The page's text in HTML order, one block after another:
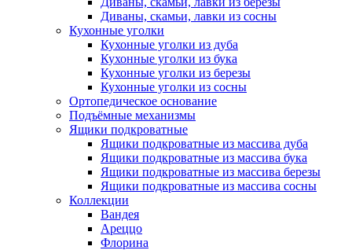
Диваны, скамьи, лавки из сосны
Кухонные уголки
Кухонные уголки из дуба
Кухонные уголки из бука
Кухонные уголки из березы
Кухонные уголки из сосны
Ортопедическое основание
Подъёмные механизмы
Ящики подкроватные
Ящики подкроватные из массива дуба
Ящики подкроватные из массива бука
Ящики подкроватные из массива березы
Ящики подкроватные из массива сосны
Коллекции
Вандея
Ареццо
Флорина